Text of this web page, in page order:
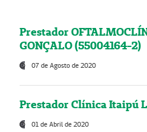
Prestador
GONÇALO (55004164-2)
07 de Agosto de 2020
Prestador Clínica Itaipú
01 de Abril de 2020